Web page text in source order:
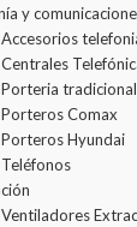
y
Accesorios
Centrales
Porteria tradicional
Porteros Comax
Porteros Hyundai
Teléfonos
Ventiladores